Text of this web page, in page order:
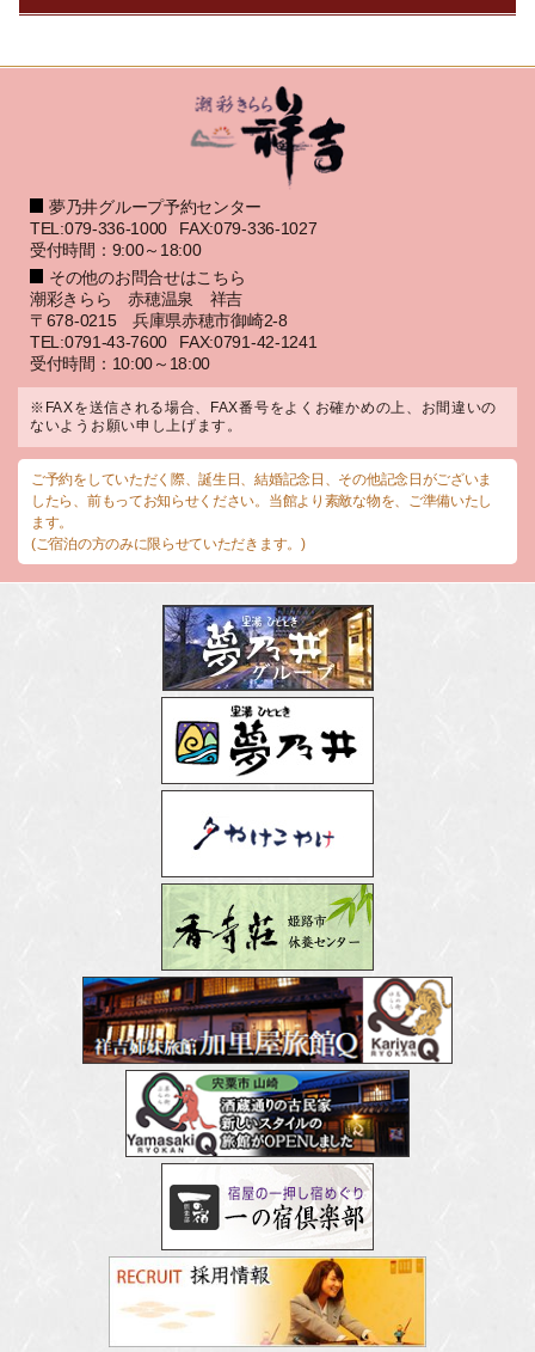
夢乃井グループ予約センター
TEL:079-336-1000
FAX:079-336-1027
受付時間：9:00～18:00
その他のお問合せはこちら
潮彩きらら 赤穂温泉 祥吉
〒678-0215 兵庫県赤穂市御崎2-8
TEL:0791-43-7600
FAX:0791-42-1241
受付時間：10:00～18:00
※FAXを送信される場合、FAX番号をよくお確かめの上、お間違いの
ないようお願い申し上げます。
ご予約をしていただく際、誕生日、結婚記念日、その他記念日がございま
したら、前もってお知らせください。当館より素敵な物を、ご準備いたし
ます。
(ご宿泊の方のみに限らせていただきます。)